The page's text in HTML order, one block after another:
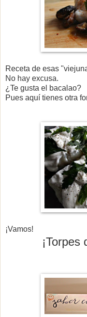
Receta de esas
No hay excusa.
¿Te gusta el bacalao?
Pues aquí tienes otra
¡Vamos!